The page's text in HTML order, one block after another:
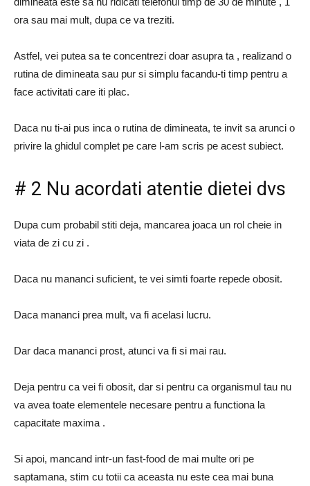
ora sau mai mult, dupa ce va treziti.
Astfel, vei putea sa te concentrezi doar asupra ta , realizand o
rutina de dimineata sau pur si simplu facandu-ti timp pentru a
face activitati care iti plac.
Daca nu ti-ai pus inca o rutina de dimineata, te invit sa arunci o
privire la ghidul complet pe care l-am scris pe acest subiect.
# 2 Nu acordati atentie dietei dvs
Dupa cum probabil stiti deja, mancarea joaca un rol cheie in
viata de zi cu zi .
Daca nu mananci suficient, te vei simti foarte repede obosit.
Daca mananci prea mult, va fi acelasi lucru.
Dar daca mananci prost, atunci va fi si mai rau.
Deja pentru ca vei fi obosit, dar si pentru ca organismul tau nu
va avea toate elementele necesare pentru a functiona la
capacitate maxima .
Si apoi, mancand intr-un fast-food de mai multe ori pe
saptamana, stim cu totii ca aceasta nu este cea mai buna